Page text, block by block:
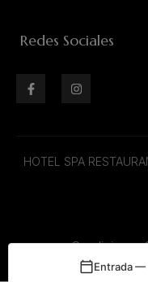
Redes Sociales
HOTEL SPA
Condiciones
Entrada —